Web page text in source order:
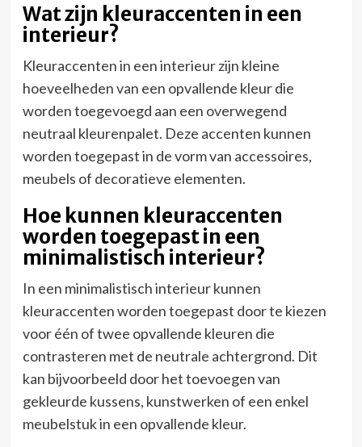
Wat zijn kleuraccenten in een
interieur?
Kleuraccenten in een interieur zijn kleine
hoeveelheden van een opvallende kleur die
worden toegevoegd aan een overwegend
neutraal kleurenpalet. Deze accenten kunnen
worden toegepast in de vorm van accessoires,
meubels of decoratieve elementen.
Hoe kunnen kleuraccenten
worden toegepast in een
minimalistisch interieur?
In een minimalistisch interieur kunnen
kleuraccenten worden toegepast door te kiezen
voor één of twee opvallende kleuren die
contrasteren met de neutrale achtergrond. Dit
kan bijvoorbeeld door het toevoegen van
gekleurde kussens, kunstwerken of een enkel
meubelstuk in een opvallende kleur.